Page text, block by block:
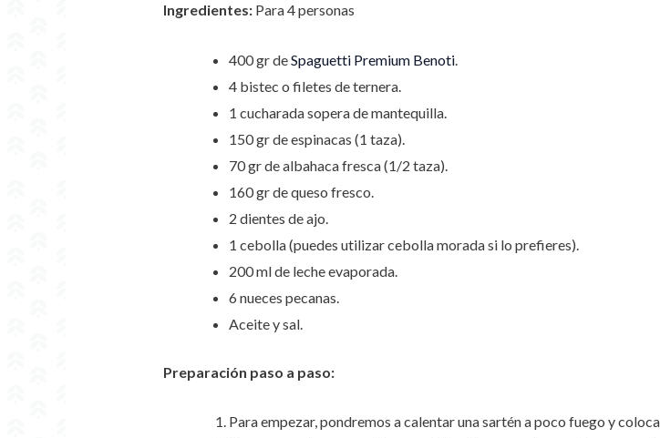
Ingredientes:Para 4 personas
400 gr deSpaguetti Premium Benoti.
4 bistec o filetes de ternera.
1 cucharada sopera de mantequilla.
150 gr de espinacas (1 taza).
70 gr de albahaca fresca (1/2 taza).
160 gr de queso fresco.
2 dientes de ajo.
1 cebolla (puedes utilizar cebolla morada si lo prefieres).
200 ml de leche evaporada.
6 nueces pecanas.
Aceite y sal.
Preparación paso a paso:
Para empezar, pondremos a calentar una sartén a poco fuego y